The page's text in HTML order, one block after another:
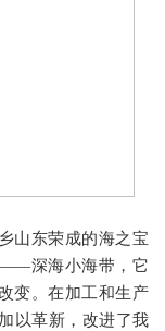
山东荣成的海之宝
深海小海带，它
变。在加工和生产
以革新，改进了我